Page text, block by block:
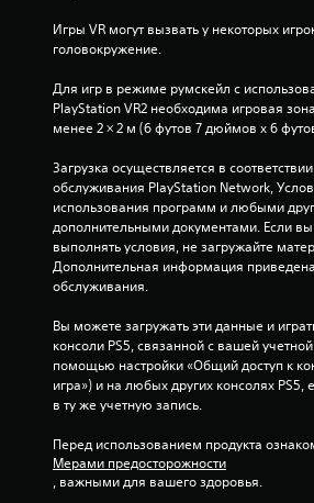
Игры VR могут вызвать у некоторых
головокружение.
Для игр в режиме румскейл с
PlayStation VR2 необходима игровая
менее 2 × 2 м (6 футов 7 дюймов х 6
Загрузка осуществляется в
обслуживания PlayStation Network,
использования программ и любыми
дополнительными документами. Если
выполнять условия, не загружайте
Дополнительная информация
обслуживания.
Вы можете загружать эти данные и
консоли PS5, связанной с вашей
помощью настройки «Общий доступ к
игра») и на любых других консолях PS5,
в ту же учетную запись.
Перед использованием продукта
Мерами предосторожности
, важными для вашего здоровья.